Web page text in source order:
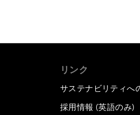
リンク
サステナビリティへ
採用情報 (英語のみ)